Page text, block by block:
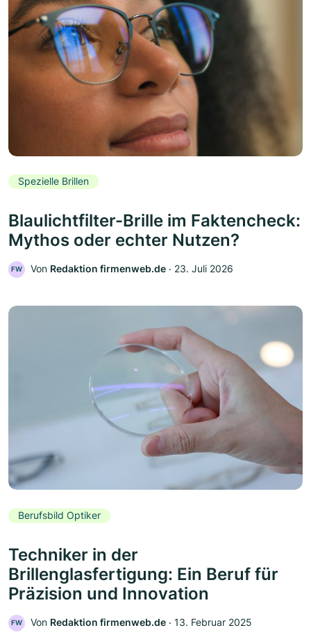
Spezielle Brillen
Blaulichtfilter-Brille im Faktencheck:
Mythos oder echter Nutzen?
FW Von Redaktion firmenweb.de ‧ 23. Juli 2026
Berufsbild Optiker
Techniker in der
Brillenglasfertigung: Ein Beruf für
Präzision und Innovation
FW Von Redaktion firmenweb.de ‧ 13. Februar 2025